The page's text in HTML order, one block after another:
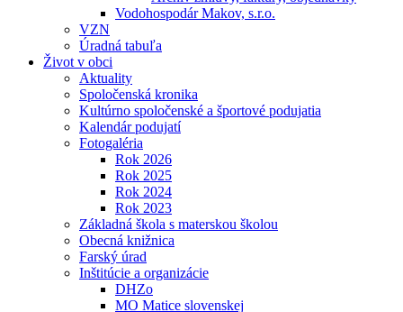
Vodohospodár Makov, s.r.o.
VZN
Úradná tabuľa
Život v obci
Aktuality
Spoločenská kronika
Kultúrno spoločenské a športové podujatia
Kalendár podujatí
Fotogaléria
Rok 2026
Rok 2025
Rok 2024
Rok 2023
Základná škola s materskou školou
Obecná knižnica
Farský úrad
Inštitúcie a organizácie
DHZo
MO Matice slovenskej